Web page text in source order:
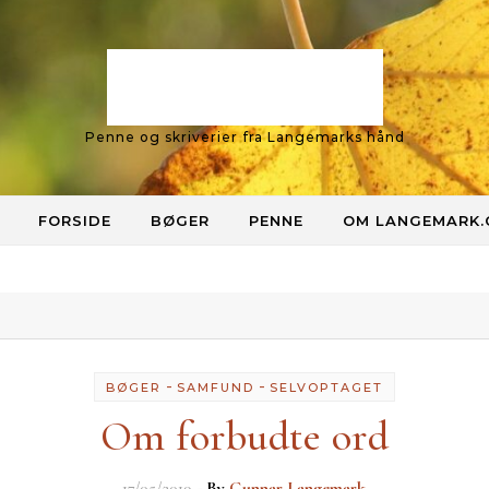
Penne og skriverier fra Langemarks hånd
FORSIDE BØGER PENNE OM
BØGER - SAMFUND - SELVOPTAGET
Om forbudte ord